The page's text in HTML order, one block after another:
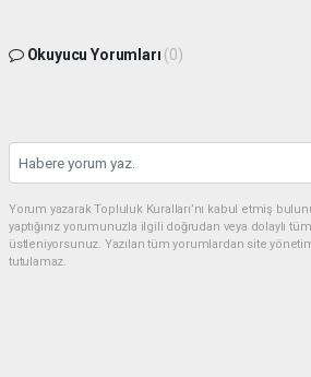
Okuyucu Yorumları (0)
Yorum yazarak Topluluk Kuralları’nı kabul etmiş
yaptığınız yorumunuzla ilgili doğrudan veya dolaylı
üstleniyorsunuz. Yazılan tüm yorumlardan site
tutulamaz.